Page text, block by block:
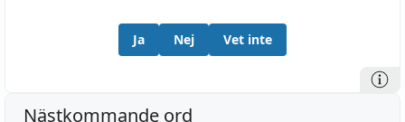
Ja Nej Vet inte
Nästkommande ord